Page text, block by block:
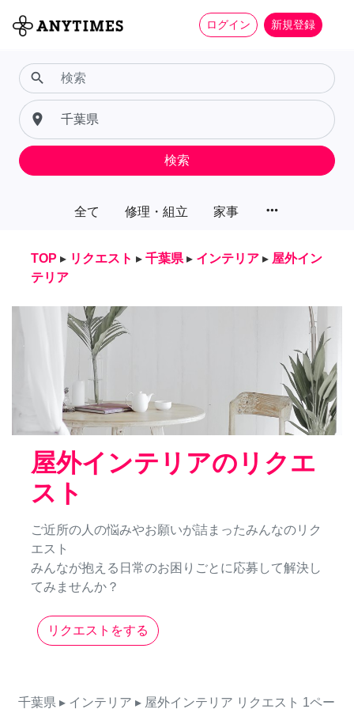
ログイン 新規登録
全て 修理・組立 家事 more_horiz
search
place
検索
TOP ▸ リクエスト ▸ 千葉県 ▸ インテリア ▸ 屋外イン
テリア
屋外インテリアのリクエ
スト
ご近所の人の悩みやお願いが詰まったみんなのリク
エスト
みんなが抱える日常のお困りごとに応募して解決し
てみませんか？
リクエストをする
千葉県 ▸ インテリア ▸ 屋外インテリア リクエスト 1ペー